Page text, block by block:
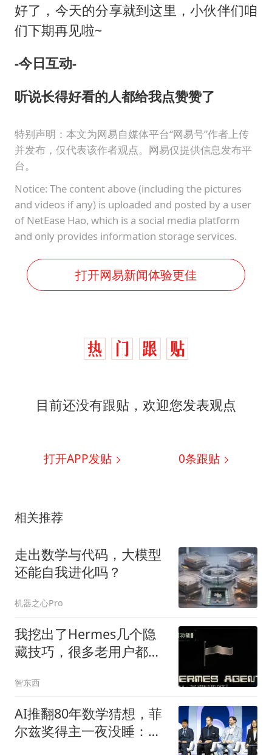
好了，今天的分享就到这里，小伙伴们咱
们下期再见啦~
-今日互动-
听说长得好看的人都给我点赞赞了
特别声明：本文为网易自媒体平台“网易号”作者上传
并发布，仅代表该作者观点。网易仅提供信息发布平
台。
Notice: The content above (including the pictures
and videos if any) is uploaded and posted by a user
of NetEase Hao, which is a social media platform
and only provides information storage services.
打开网易新闻体验更佳
目前还没有跟贴，欢迎您发表观点
打开APP发贴 0条跟贴
相关推荐
走出数学与代码，大模型
还能自我进化吗？
机器之心Pro
我挖出了Hermes几个隐
藏技巧，很多老用户都不
智东西
AI推翻80年数学猜想，菲
尔兹奖得主一夜没睡：以